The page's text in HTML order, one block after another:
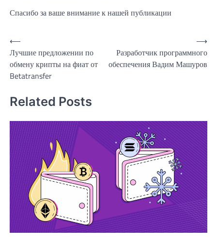
Спасибо за ваше внимание к нашей публикации
Навигация
по
записям
⟵
Лучшие предложении по
обмену крипты на фиат от
Betatransfer
Разработчик программного
обеспечения Вадим Машуров
⟶
Related Posts